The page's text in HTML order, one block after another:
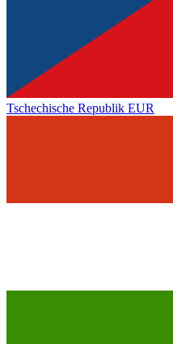
Tschechische Republik EUR